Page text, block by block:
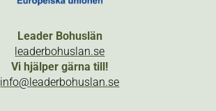
Leader Bohuslän
leaderbohuslan.se
Vi hjälper gärna till!
info@leaderbohuslan.se